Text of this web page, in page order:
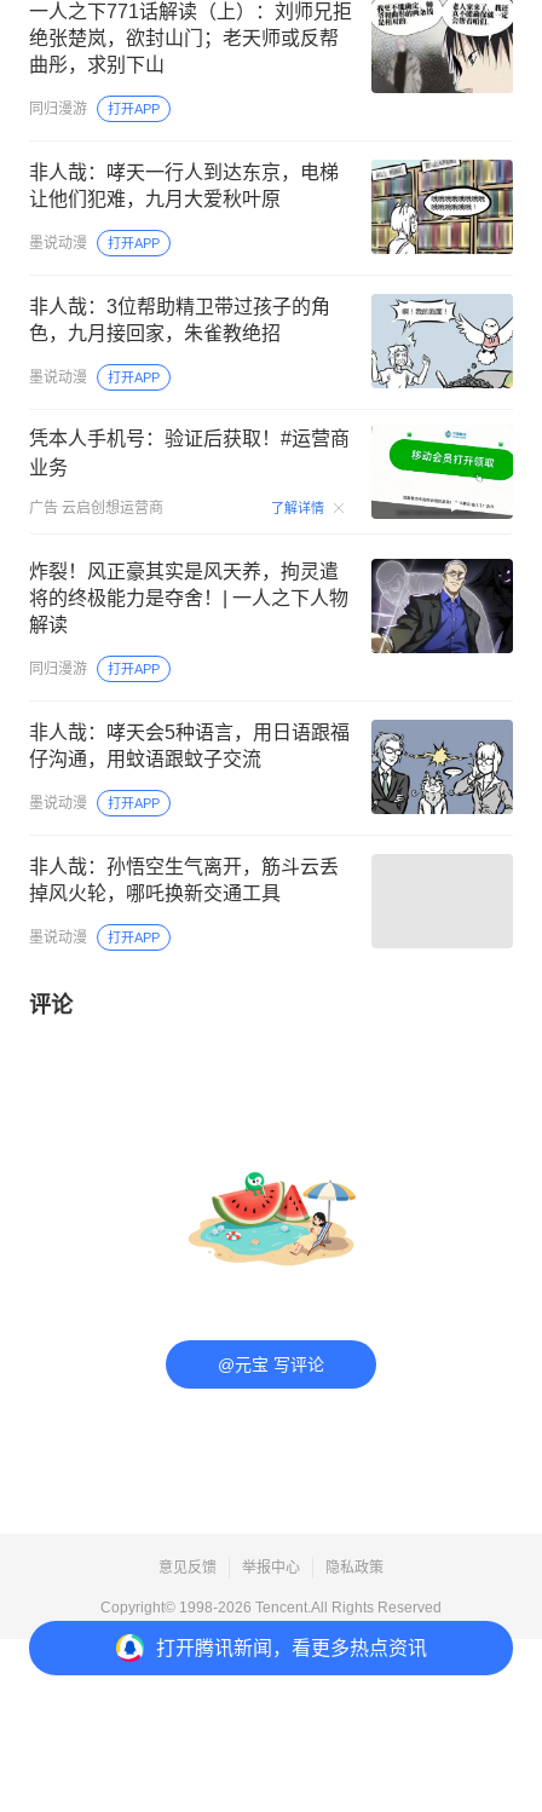
打开腾讯新闻，看更多热点资讯
一人之下771话解读（上）：刘师兄拒
绝张楚岚，欲封山门；老天师或反帮
曲彤，求别下山
同归漫游 打开APP
非人哉：哮天一行人到达东京，电梯
让他们犯难，九月大爱秋叶原
墨说动漫 打开APP
非人哉：3位帮助精卫带过孩子的角
色，九月接回家，朱雀教绝招
墨说动漫 打开APP
凭本人手机号：验证后获取！#运营商
业务
广告 云启创想运营商 了解详情 00:15
炸裂！风正豪其实是风天养，拘灵遣
将的终极能力是夺舍！| 一人之下人物
解读
同归漫游 打开APP
非人哉：哮天会5种语言，用日语跟福
仔沟通，用蚊语跟蚊子交流
墨说动漫 打开APP
非人哉：孙悟空生气离开，筋斗云丢
掉风火轮，哪吒换新交通工具
墨说动漫 打开APP
评论
@元宝 写评论
意见反馈 举报中心 隐私政策
Copyright© 1998-2026 Tencent.All Rights Reserved